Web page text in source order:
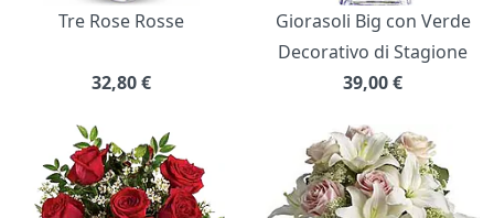
Tre Rose Rosse
32,80€
Giorasoli Big con Verde
Decorativo di Stagione
39,00€